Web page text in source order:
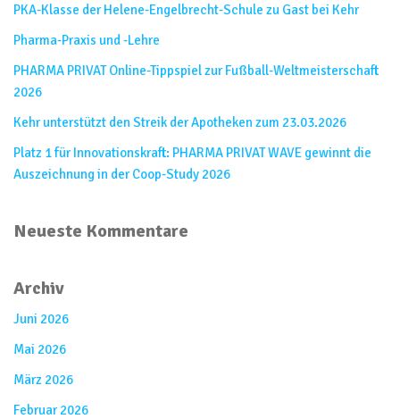
PKA-Klasse der Helene-Engelbrecht-Schule zu Gast bei Kehr
Pharma-Praxis und -Lehre
PHARMA PRIVAT Online-Tippspiel zur Fußball-Weltmeisterschaft
2026​
Kehr unterstützt den Streik der Apotheken zum 23.03.2026
Platz 1 für Innovationskraft: PHARMA PRIVAT WAVE gewinnt die
Auszeichnung in der Coop-Study 2026
Neueste Kommentare
Archiv
Juni 2026
Mai 2026
März 2026
Februar 2026